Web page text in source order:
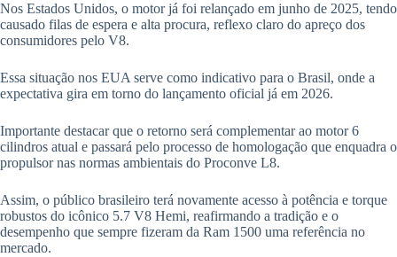
Nos Estados Unidos, o motor já foi relançado em junho de 2025, tendo
causado filas de espera e alta procura, reflexo claro do apreço dos
consumidores pelo V8.
Essa situação nos EUA serve como indicativo para o Brasil, onde a
expectativa gira em torno do lançamento oficial já em 2026.
Importante destacar que o retorno será complementar ao motor 6
cilindros atual e passará pelo processo de homologação que enquadra o
propulsor nas normas ambientais do Proconve L8.
Assim, o público brasileiro terá novamente acesso à potência e torque
robustos do icônico 5.7 V8 Hemi, reafirmando a tradição e o
desempenho que sempre fizeram da Ram 1500 uma referência no
mercado.